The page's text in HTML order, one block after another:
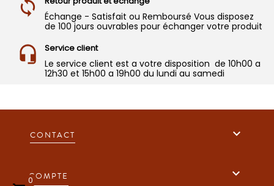
Échange - Satisfait ou Remboursé Vous disposez
de 100 jours ouvrables pour échanger votre produit
Service client
Le service client est a votre disposition de 10h00 a
12h30 et 15h00 a 19h00 du lundi au samedi
CONTACT 
COMPTE

0